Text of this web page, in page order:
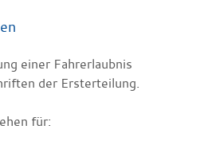
einer Fahrerlaubnis
der Ersterteilung.
für: